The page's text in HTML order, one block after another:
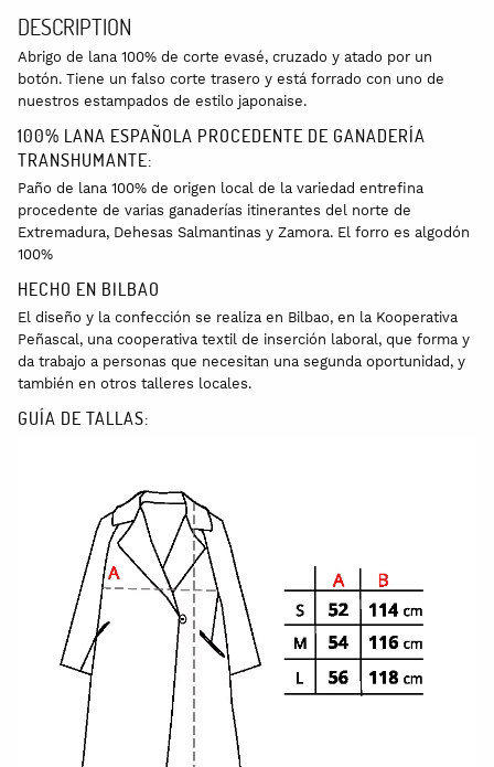
DESCRIPTION
Abrigo de lana 100% de corte evasé, cruzado y atado por un
botón. Tiene un falso corte trasero y está forrado con uno de
nuestros estampados de estilo japonaise.
100% LANA ESPAÑOLA PROCEDENTE DE GANADERÍA
TRANSHUMANTE:
Paño de lana 100% de origen local de la variedad entrefina
procedente de varias ganaderías itinerantes del norte de
Extremadura, Dehesas Salmantinas y Zamora. El forro es algodón
100%
HECHO EN BILBAO
El diseño y la confección se realiza en Bilbao, en la Kooperativa
Peñascal, una cooperativa textil de inserción laboral, que forma y
da trabajo a personas que necesitan una segunda oportunidad, y
también en otros talleres locales.
GUÍA DE TALLAS: